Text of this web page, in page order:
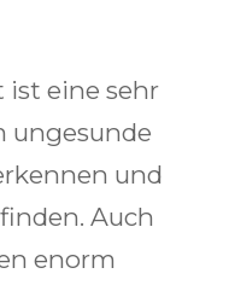
ist eine sehr
ungesunde
und
Auch
enorm